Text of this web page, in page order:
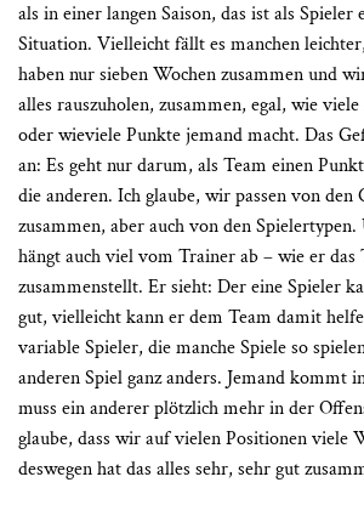
als in einer langen Saison, das ist als Spieler
Situation. Vielleicht fällt es manchen
haben nur sieben Wochen zusammen und
alles rauszuholen, zusammen, egal, wie
oder wieviele Punkte jemand macht. Das
an: Es geht nur darum, als Team einen
die anderen. Ich glaube, wir passen von den
zusammen, aber auch von den Spielertypen.
hängt auch viel vom Trainer ab – wie er das
zusammenstellt. Er sieht: Der eine Spieler
gut, vielleicht kann er dem Team damit
variable Spieler, die manche Spiele so
anderen Spiel ganz anders. Jemand kommt
muss ein anderer plötzlich mehr in der
glaube, dass wir auf vielen Positionen viele
deswegen hat das alles sehr, sehr gut